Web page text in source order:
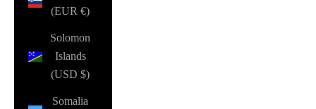
(EUR €)
Solomon
Islands
(USD $)
Somalia